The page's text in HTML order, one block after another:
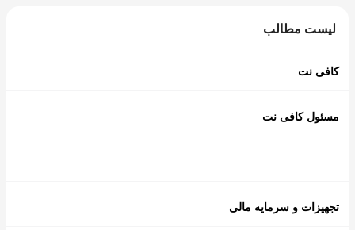
لیست مطالب
کافی نت
مسئول کافی نت
تجهیزات و سرمایه مالی